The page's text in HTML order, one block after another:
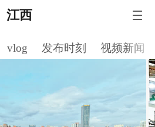
江西
vlog 发布时刻 视频新闻